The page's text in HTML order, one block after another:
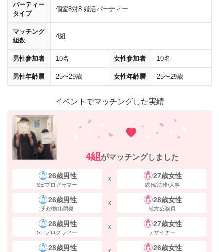
JR新宿駅西口改札を出たら、東京都庁・中央公園方面
に曲がってください。
パーティー
タイプ
個室8対8 婚活パーティー
マッチング
組数
4組
男性参加者 10名 女性参加者 10名
男性年齢層 25〜29歳 女性年齢層 25〜29歳
イベントでマッチングした実績
4組がマッチングしました
26歳男性
SE/プログラマー
27歳女性
総務/法務/人事
26歳男性
研究/技術開発
28歳女性
地方公務員
28歳男性
SE/プログラマー
27歳女性
デザイナー
28歳男性 26歳女性